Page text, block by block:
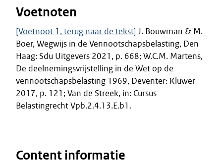
Voetnoten
[Voetnoot 1, terug naar de tekst] J. Bouwman & M.
Boer, Wegwijs in de Vennootschapsbelasting, Den
Haag: Sdu Uitgevers 2021, p. 668; W.C.M. Martens,
De deelnemingsvrijstelling in de Wet op de
vennootschapsbelasting 1969, Deventer: Kluwer
2017, p. 121; Van de Streek, in: Cursus
Belastingrecht Vpb.2.4.13.E.b1.
Content informatie